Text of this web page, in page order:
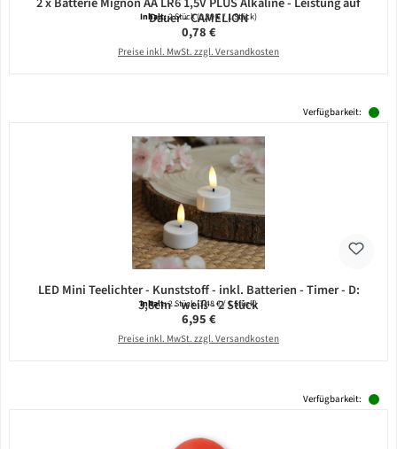
Dauer - CAMELION
Inhalt:2 Stück(0,39 € / 1 Stück)
Regulärer Preis:
0,78 €
Preise inkl. MwSt. zzgl. Versandkosten
Verfügbarkeit:
LED Mini Teelichter - Kunststoff - inkl. Batterien - Timer - D:
3,8cm - weiß - 2 Stück
Inhalt:2 Stück(3,48 € / 1 Stück)
Regulärer Preis:
6,95 €
Preise inkl. MwSt. zzgl. Versandkosten
Verfügbarkeit: